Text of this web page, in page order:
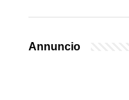
Annuncio